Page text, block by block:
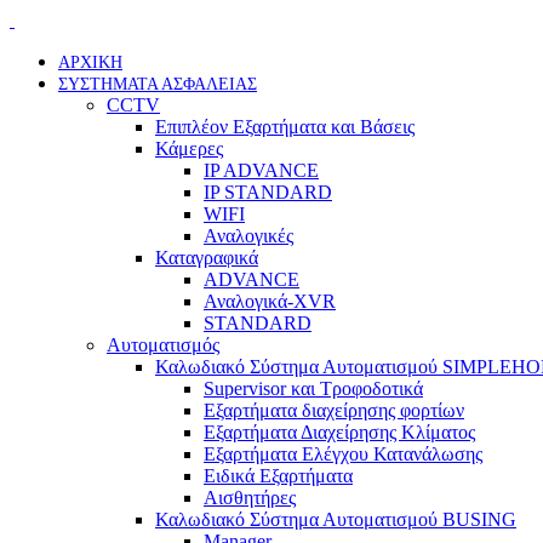
ΑΡΧΙΚΗ
ΣΥΣΤΗΜΑΤΑ ΑΣΦΑΛΕΙΑΣ
CCTV
Επιπλέον Εξαρτήματα και Βάσεις
Κάμερες
IP ADVANCE
IP STANDARD
WIFI
Αναλογικές
Καταγραφικά
ADVANCE
Αναλογικά-XVR
STANDARD
Αυτοματισμός
Καλωδιακό Σύστημα Αυτοματισμού
Supervisor και Τροφοδοτικά
Εξαρτήματα διαχείρησης φορτίων
Εξαρτήματα Διαχείρησης Κλίματος
Εξαρτήματα Ελέγχου Κατανάλωσης
Ειδικά Εξαρτήματα
Αισθητήρες
Καλωδιακό Σύστημα Αυτοματισμού BUSING